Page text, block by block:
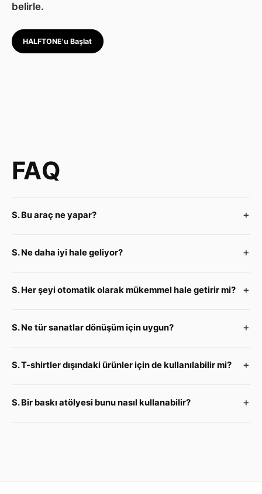
belirle.
HALFTONE'u Başlat
FAQ
S. Bu araç ne yapar?
S. Ne daha iyi hale geliyor?
S. Her şeyi otomatik olarak mükemmel hale getirir mi?
S. Ne tür sanatlar dönüşüm için uygun?
S. T-shirtler dışındaki ürünler için de kullanılabilir mi?
S. Bir baskı atölyesi bunu nasıl kullanabilir?